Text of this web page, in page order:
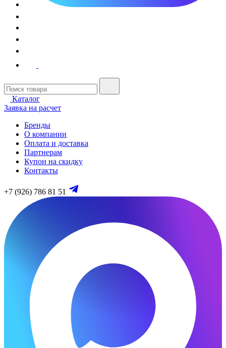
Каталог
Заявка на расчет
Бренды
О компании
Оплата и доставка
Партнерам
Купон на скидку
Контакты
+7 (926) 786 81 51